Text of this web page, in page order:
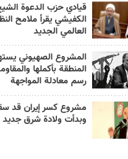
قيادي حزب الدعوة
الكفيشي يقرأ ملامح
العالمي الجديد
المشروع الصهيوني
المنطقة بأكملها
رسم معادلة المواجهة
مشروع كسر إيران قد
وبدأت ولادة شرق جديد